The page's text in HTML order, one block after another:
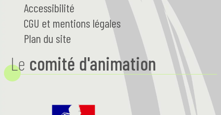
Accessibilité
CGU et mentions légales
Plan du site
Le comité d'animation